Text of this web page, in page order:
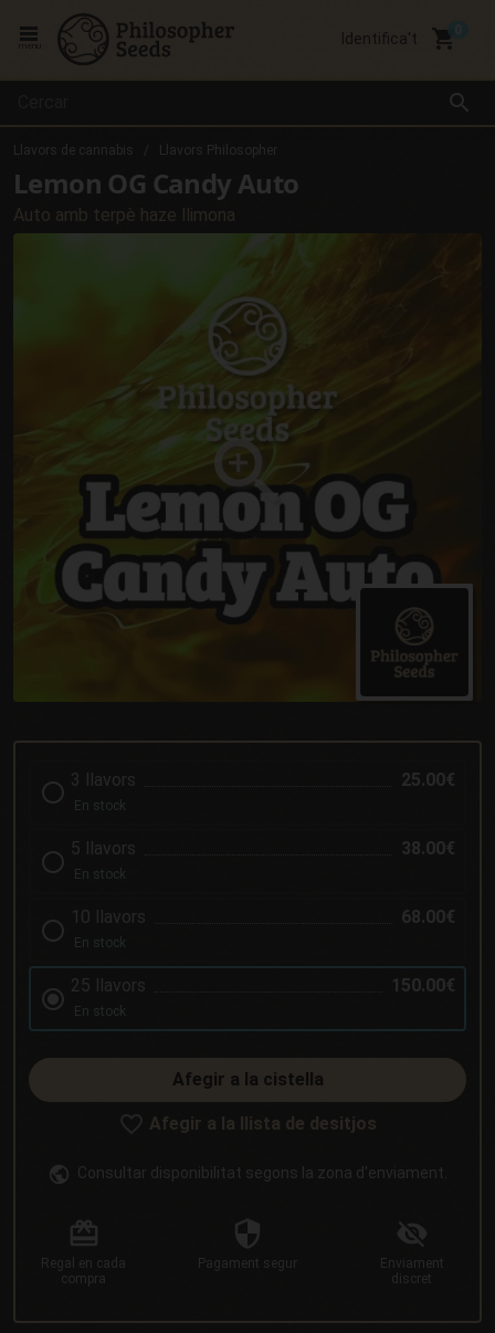
search
Identifica't local_grocery_store
Llavors de cannabis Llavors Philosopher
Lemon OG Candy Auto
Auto amb terpè haze llimona
3 llavors 25.00€
En stock
5 llavors 38.00€
En stock
10 llavors 68.00€
En stock
25 llavors 150.00€
En stock
Afegir a la cistella
Afegir a la llista de desitjos
Consultar disponibilitat segons la zona d'enviament.
Regal en cada
compra
Pagament segur
Enviament
discret